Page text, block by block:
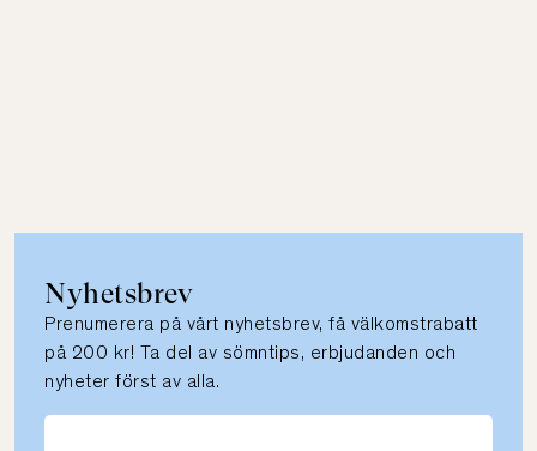
Nyhetsbrev
Prenumerera på vårt nyhetsbrev, få välkomstrabatt
på 200 kr! Ta del av sömntips, erbjudanden och
nyheter först av alla.